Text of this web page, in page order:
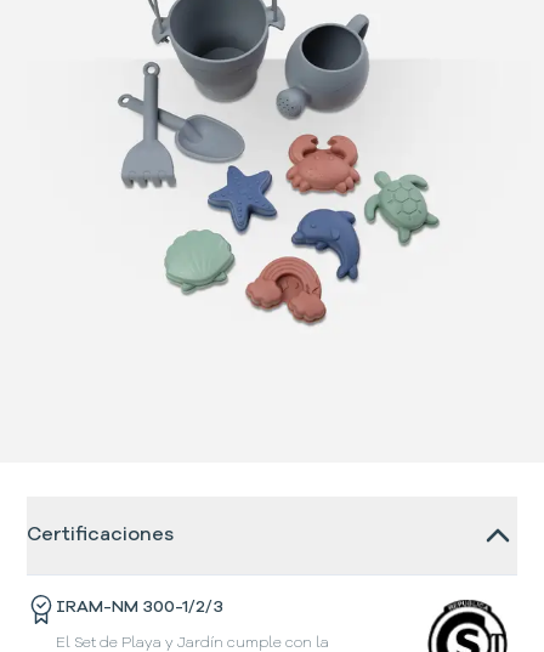
Certificaciones
IRAM-NM 300-1/2/3
El Set de Playa y Jardín cumple con la